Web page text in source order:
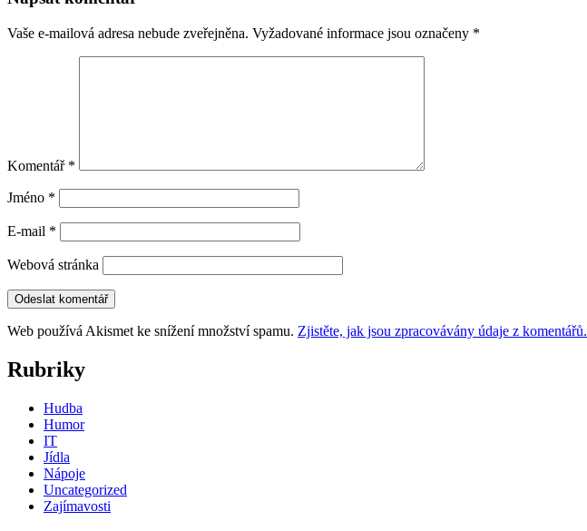
příspěvky
Vaše e-mailová adresa nebude zveřejněna. Vyžadované informace jsou označeny *
Komentář *
Jméno *
E-mail *
Webová stránka
Web používá Akismet ke snížení množství spamu. Zjistěte, jak jsou zpracovávány údaje z komentářů.
Rubriky
Hudba
Humor
IT
Jídla
Nápoje
Uncategorized
Zajímavosti